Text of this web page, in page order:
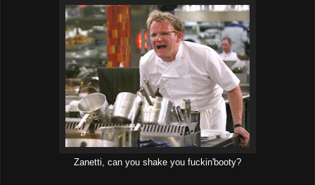
Zanetti, can you shake you fuckin'booty?